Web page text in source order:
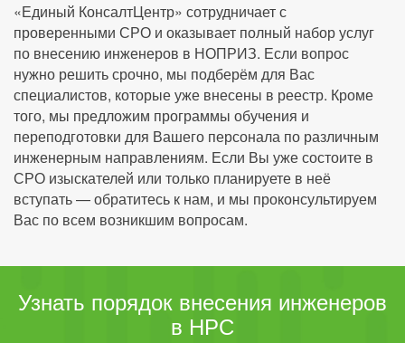
«Единый КонсалтЦентр» сотрудничает с
проверенными СРО и оказывает полный набор услуг
по внесению инженеров в НОПРИЗ. Если вопрос
нужно решить срочно, мы подберём для Вас
специалистов, которые уже внесены в реестр. Кроме
того, мы предложим программы обучения и
переподготовки для Вашего персонала по различным
инженерным направлениям. Если Вы уже состоите в
СРО изыскателей или только планируете в неё
вступать — обратитесь к нам, и мы проконсультируем
Вас по всем возникшим вопросам.
Узнать порядок внесения инженеров
в НРС